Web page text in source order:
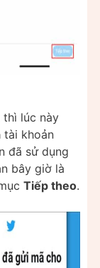
thì lúc này
tài khoản
đã sử dụng
bây giờ là
Tiếp theo.